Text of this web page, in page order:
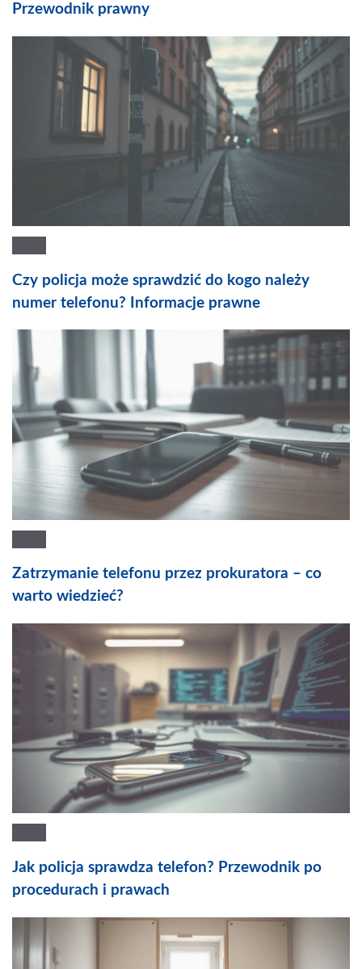
Przewodnik prawny
Czy policja może sprawdzić do kogo należy
numer telefonu? Informacje prawne
Zatrzymanie telefonu przez prokuratora – co
warto wiedzieć?
Jak policja sprawdza telefon? Przewodnik po
procedurach i prawach